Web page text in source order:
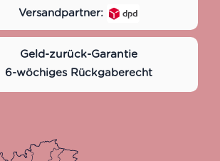
Versandpartner:
Geld-zurück-Garantie
6-wöchiges Rückgaberecht